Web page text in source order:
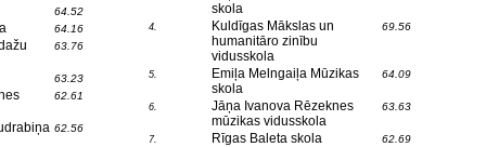
64.52
64.16
63.76
63.23
62.61
62.56
skola
4.
Kuldīgas Mākslas un
humanitāro zinību
vidusskola
69.56
5.
Emiļa Melngaiļa Mūzikas
skola
64.09
6.
Jāņa Ivanova Rēzeknes
mūzikas vidusskola
63.63
7. Rīgas Baleta skola 62.69